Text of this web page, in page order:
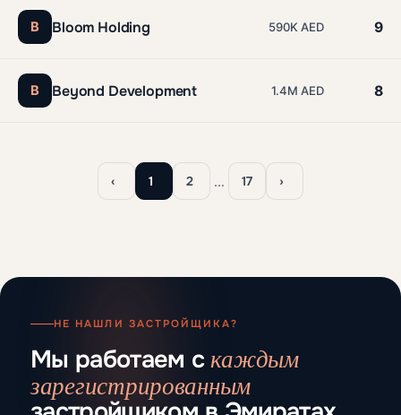
B Bloom Holding 590K AED 9
B Beyond Development 1.4M AED 8
‹ 1 2 … 17 ›
НЕ НАШЛИ ЗАСТРОЙЩИКА?
Мы работаем скаждым
зарегистрированным